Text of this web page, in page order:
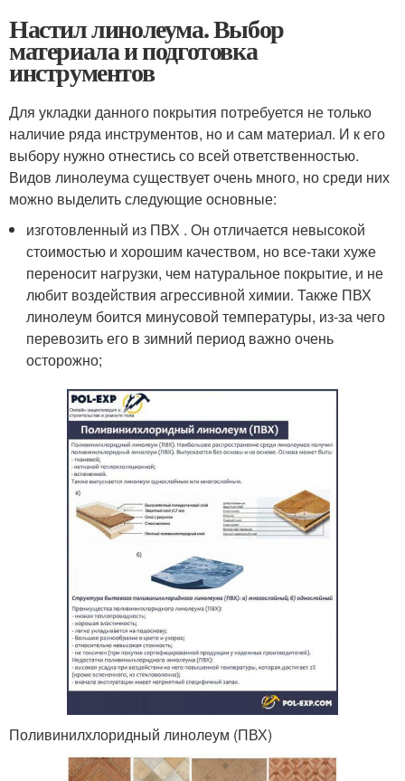
Настил линолеума. Выбор
материала и подготовка
инструментов
Для укладки данного покрытия потребуется не только
наличие ряда инструментов, но и сам материал. И к его
выбору нужно отнестись со всей ответственностью.
Видов линолеума существует очень много, но среди них
можно выделить следующие основные:
изготовленный из ПВХ . Он отличается невысокой
стоимостью и хорошим качеством, но все-таки хуже
переносит нагрузки, чем натуральное покрытие, и не
любит воздействия агрессивной химии. Также ПВХ
линолеум боится минусовой температуры, из-за чего
перевозить его в зимний период важно очень
осторожно;
Поливинилхлоридный линолеум (ПВХ)